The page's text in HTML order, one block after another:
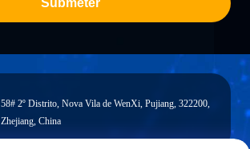
Submeter
58# 2º Distrito, Nova Vila de WenXi, Pujiang, 322200,
Zhejiang, China